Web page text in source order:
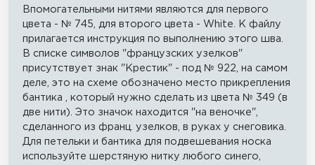
Впомогательными нитями являются для первого
цвета - № 745, для второго цвета - White. К файлу
прилагается инструкция по выполнению этого шва.
В списке символов "французских узелков"
присутствует знак "Крестик" - под № 922, на самом
деле, это на схеме обозначено место прикрепления
бантика , который нужно сделать из цвета № 349 (в
две нити). Это значок находится "на веночке",
сделанного из франц. узелков, в руках у снеговика.
Для петельки и бантика для подвешевания носка
используйте шерстяную нитку любого синего,